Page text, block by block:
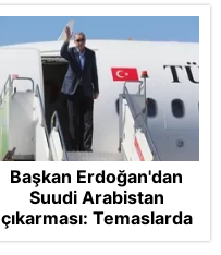
Başkan Erdoğan'dan
Suudi Arabistan
çıkarması: Temaslarda
bulunacak